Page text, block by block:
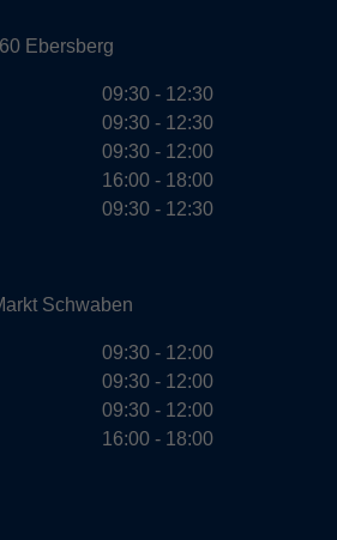
Ebersberg
09:30 - 12:30
09:30 - 12:30
09:30 - 12:00
16:00 - 18:00
09:30 - 12:30
Schwaben
09:30 - 12:00
09:30 - 12:00
09:30 - 12:00
16:00 - 18:00